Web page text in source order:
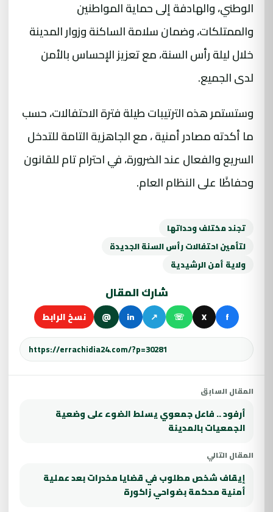
الوطني، والهادفة إلى حماية المواطنين
والممتلكات، وضمان سلامة الساكنة وزوار المدينة
خلال ليلة رأس السنة، مع تعزيز الإحساس بالأمن
لدى الجميع.
وستستمر هذه الترتيبات طيلة فترة الاحتفالات، حسب
ما أكدته مصادر أمنية ، مع الجاهزية التامة للتدخل
السريع والفعال عند الضرورة، في احترام تام للقانون
وحفاظًا على النظام العام.
تجند مختلف وحداتها
لتأمين احتفالات رأس السنة الجديدة
ولاية أمن الرشيدية
شارك المقال
f
X
☏
↗
in
@ نسخ الرابط
المقال السابق
أرفود .. فاعل جمعوي يسلط الضوء على وضعية
الجمعيات بالمدينة
المقال التالي
إيقاف شخص مطلوب في قضايا مخدرات بعد عملية
أمنية محكمة بضواحي زاكورة